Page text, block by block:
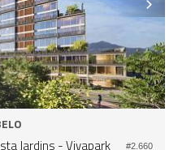
#2.660
Jardins - Vivapark